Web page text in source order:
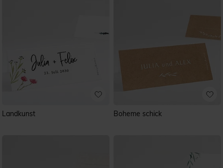
Landkunst Boheme schick